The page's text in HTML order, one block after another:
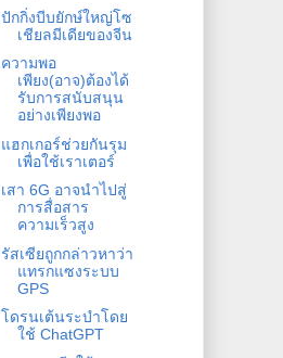
ปักกิ่งบีบยักษ์ใหญ่โซ
เชียลมีเดียของจีน
ความพอ
เพียง(อาจ)ต้องได้
รับการสนับสนุน
อย่างเพียงพอ
แฮกเกอร์ช่วยกันรุม
เพื่อใช้เราเตอร์
เสา 6G อาจนำไปสู่
การสื่อสาร
ความเร็วสูง
รัสเซียถูกกล่าวหาว่า
แทรกแซงระบบ
GPS
โดรนเต้นระบำโดย
ใช้ ChatGPT